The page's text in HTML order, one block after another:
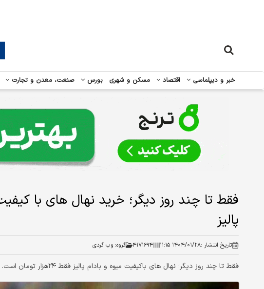
خبر و دیپلماسی اقتصاد مسکن و شهری بورس صنعت، معدن و تجارت
پالیز
تاریخ انتشار :۱۴۰۴/۰۱/۲۸ ۱۱:۱۵ ۴۱۷۱۶۹۴ گروه: وب گردی
فقط تا چند روز دیگر؛ نهال های باکیفیت میوه و بادام پالیز فقط ۲۴هزار تومان است.